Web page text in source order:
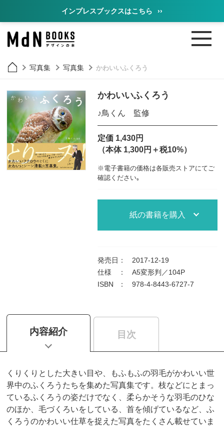
インプレスブックスはこちら ››
写真集 写真集 かわいいふくろう
かわいいふくろう
♪鳥くん 監修
定価 1,430円
（本体 1,300円＋税10%）
※電子書籍の価格は各販売ストアにてご
確認ください｡
紙の書籍を購入
発売日 ：
2017-12-19
仕様
：
A5変形判／104P
ISBN
： 978-4-8443-6727-7
内容紹介 目次
くりくりとした大きい目や、もふもふの羽毛がかわいい世
界中のふくろうたちを集めた写真集です。枝などにとまっ
ているふくろうの姿だけでなく、柔らかそうな羽毛のひな
のほか、毛づくろいをしている、首を傾げているなど、ふ
くろうのかわいい仕草を捉えた写真をたくさん載せていま